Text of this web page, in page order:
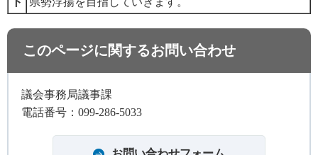
このページに関するお問い合わせ
議会事務局議事課
電話番号：099-286-5033